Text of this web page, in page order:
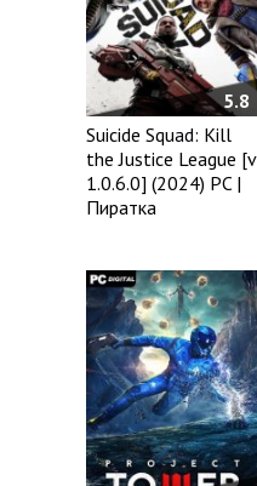
5.8
Suicide Squad: Kill
the Justice League [v
1.0.6.0] (2024) PC |
Пиратка